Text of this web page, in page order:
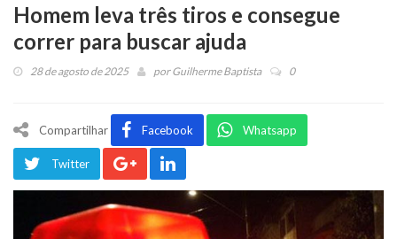
Homem leva três tiros e consegue
correr para buscar ajuda
28 de agosto de 2025 porGuilherme Baptista 0
Compartilhar Facebook Whatsapp
Twitter